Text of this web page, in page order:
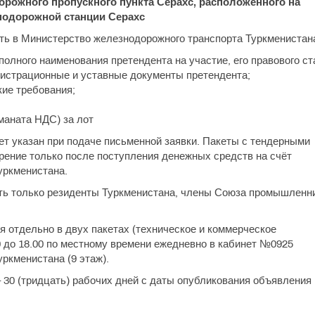
станции Серахс
в Министерство железнодорожного транспорта
наименования претендента на участие, его правового
и уставные документы претендента;
требования;
НДС) за лот
указан при подаче письменной заявки. Пакеты с тендерными
только после поступления денежных средств на счёт
только резиденты Туркменистана, члены Союза
в двух пакетах (техническое и коммерческое
18.00 по местному времени ежедневно в кабинет №0925
(9 этаж).
(тридцать) рабочих дней с даты опубликования объявления